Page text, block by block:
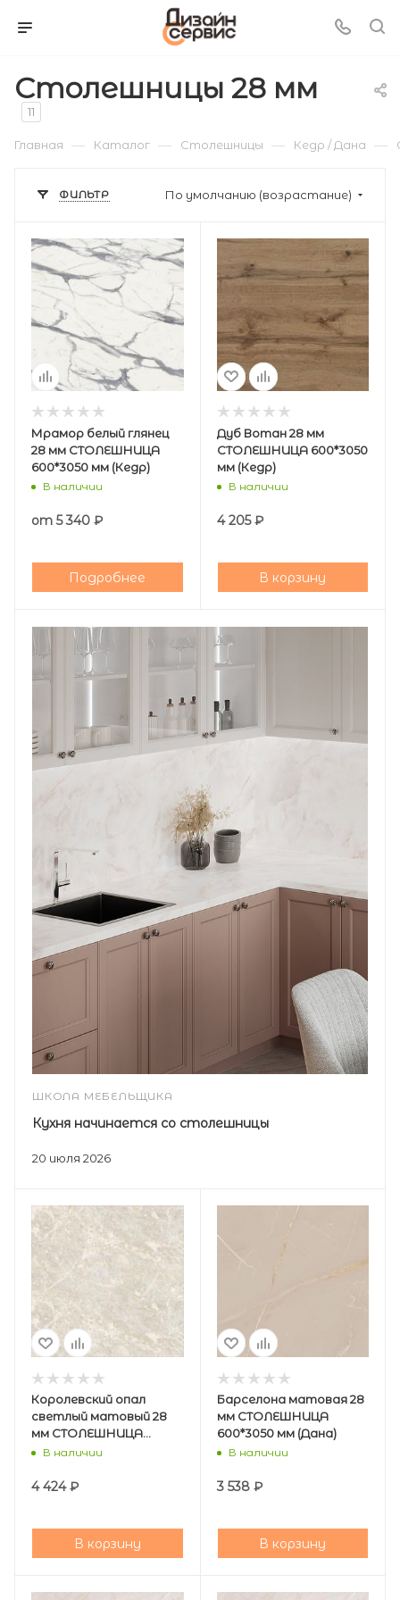
Столешницы 28 мм
11
Главная — Каталог — Столешницы — Кедр / Дана —
ФИЛЬТР По умолчанию (возрастание)
Мрамор белый глянец
28 мм СТОЛЕШНИЦА
600*3050 мм (Кедр)
В наличии
от 5 340 ₽
Подробнее
Дуб Вотан 28 мм
СТОЛЕШНИЦА 600*3050
мм (Кедр)
В наличии
4 205₽
В корзину
ШКОЛА МЕБЕЛЬЩИКА
20 июля 2026
Кухня начинается со столешницы
Королевский опал
светлый матовый 28
мм СТОЛЕШНИЦА
600*3050 мм (Кедр)
В наличии
4 424₽
В корзину
Барселона матовая 28
мм СТОЛЕШНИЦА
600*3050 мм (Дана)
В наличии
3 538₽
В корзину